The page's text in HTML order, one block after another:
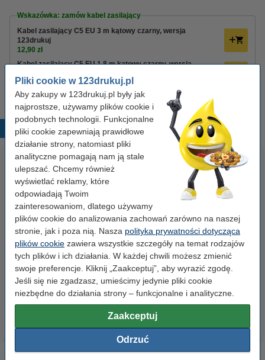
Pliki cookie w 123drukuj.pl
Aby zakupy w 123drukuj.pl były jak
najprostsze, używamy plików cookie i
podobnych technologii. Funkcjonalne
pliki cookie zapewniają prawidłowe
działanie strony, natomiast pliki
analityczne pomagają nam ją stale
ulepszać. Chcemy również
wyświetlać reklamy, które
odpowiadają Twoim
zainteresowaniom, dlatego używamy
plików cookie do analizowania zachowań zarówno na naszej
stronie, jak i poza nią. Nasza polityka prywatności dotycząca
plików cookie zawiera wszystkie szczegóły na temat rodzajów
tych plików i ich działania. W każdej chwili możesz zmienić
swoje preferencje. Kliknij „Zaakceptuj”, aby wyrazić zgodę.
Jeśli się nie zgadzasz, umieścimy jedynie pliki cookie
niezbędne do działania strony – funkcjonalne i analityczne.
Zaakceptuj
Odrzuć
Wskazówka: zamów kabel zasilający
Kabel zasilający C5 EU 3 m kątowy czarny, wersja
123drukuj
12,90 zł
Kabel zasilający C5 EU 1,8 m kątowy czarny, wersja
8,90 zł
Popularne produkty
Etykiety wysyłkowe A6 (105 x
148 mm), 100 etykiet, 123drukuj
14,90 zł z VAT
Spinacze biurowe 33 mm
okrągłe (100 sztuk), 123drukuj
2,90 zł z VAT